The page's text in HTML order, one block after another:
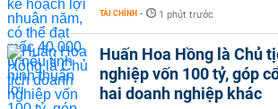
TÀI CHÍNH - 1 phút trước
Huấn Hoa Hồng là Chủ
nghiệp vốn 100 tỷ, góp
hai doanh nghiệp khác